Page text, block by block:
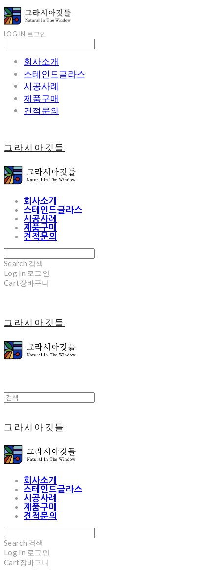
LOG IN 로그인
회사소개
스테인드글라스
시공사례
제품구매
견적문의
그라시아깃들
회사소개
스테인드글라스
시공사례
제품구매
견적문의
Search 검색
Log In 로그인
Cart장바구니
그라시아깃들
그라시아깃들
회사소개
스테인드글라스
시공사례
제품구매
견적문의
Search 검색
Log In 로그인
Cart장바구니